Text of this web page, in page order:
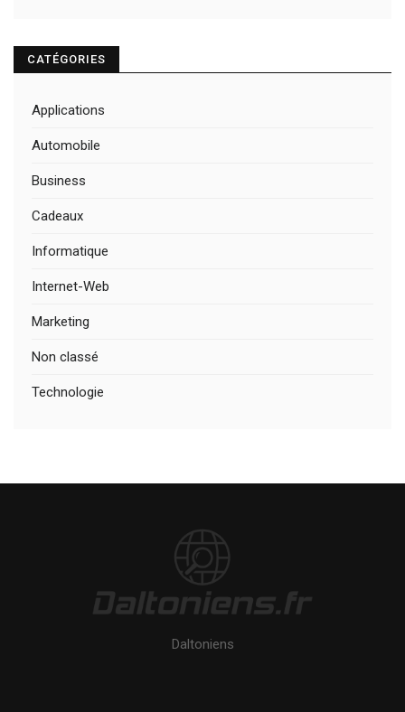
CATÉGORIES
Applications
Automobile
Business
Cadeaux
Informatique
Internet-Web
Marketing
Non classé
Technologie
Daltoniens